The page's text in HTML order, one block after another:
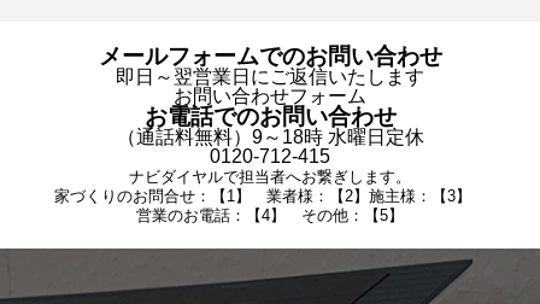
メールフォームでのお問い合わせ
即日～翌営業日にご返信いたします
お問い合わせフォーム
お電話でのお問い合わせ
（通話料無料）9～18時 水曜日定休
0120-712-415
ナビダイヤルで担当者へお繋ぎします。
家づくりのお問合せ：【1】 業者様：【2】施主様：【3】
営業のお電話：【4】 その他：【5】